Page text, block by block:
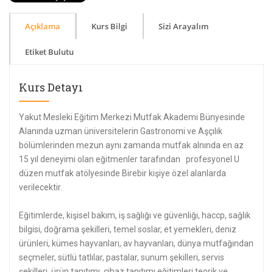
Açıklama Kurs Bilgi Sizi Arayalım
Etiket Bulutu
Kurs Detayı
Yakut Mesleki Eğitim Merkezi Mutfak Akademi Bünyesinde
Alanında uzman üniversitelerin Gastronomi ve Aşçılık
bölümlerinden mezun aynı zamanda mutfak alnında en az
15 yıl deneyimi olan eğitmenler tarafından profesyonel U
düzen mutfak atölyesinde Birebir kişiye özel alanlarda
verilecektir.
Eğitimlerde, kişisel bakım, iş sağlığı ve güvenliği, haccp, sağlık
bilgisi, doğrama şekilleri, temel soslar, et yemekleri, deniz
ürünleri, kümes hayvanları, av hayvanları, dünya mutfağından
seçmeler, sütlü tatlılar, pastalar, sunum şekilleri, servis